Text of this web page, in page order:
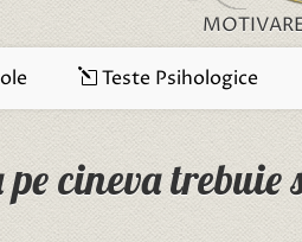
Teste Psihologice
cineva trebuie